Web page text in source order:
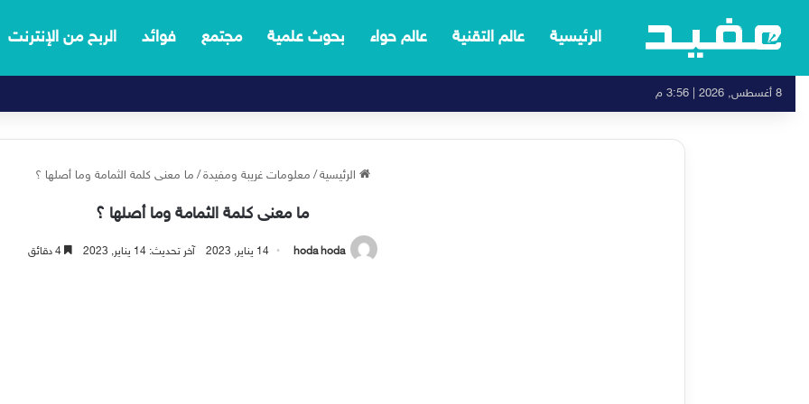
الرئيسية عالم التقنية عالم حواء بحوث علمية مجتمع فوائد الربح من الإنترنت
8 أغسطس, 2026 | 3:56 م
الرئيسية / معلومات غريبة ومفيدة / ما معنى كلمة الثمامة وما أصلها ؟
ما معنى كلمة الثمامة وما أصلها ؟
hoda hoda 14 يناير, 2023 آخر تحديث: 14 يناير, 2023 4 دقائق